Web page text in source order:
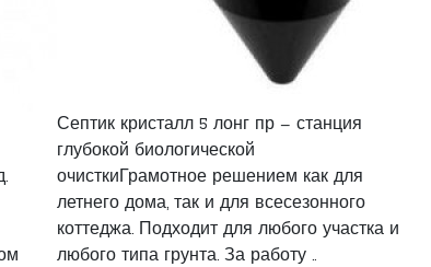
Септик кристалл 5 лонг пр – станция
глубокой биологической
очисткиГрамотное решением как для
летнего дома, так и для всесезонного
коттеджа. Подходит для любого участка и
любого типа грунта. За работу ..